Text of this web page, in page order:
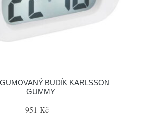
BUDÍK KARLSSON
GUMMY
951 Kč